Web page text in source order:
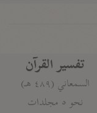
تفسير القرآن
السمعاني (٤٨٩ هـ)
نحو ٥ مجلدات